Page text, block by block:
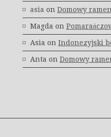
asia on Domowy
Magda on
Asia on Indonezyjski
Anta on Domowy